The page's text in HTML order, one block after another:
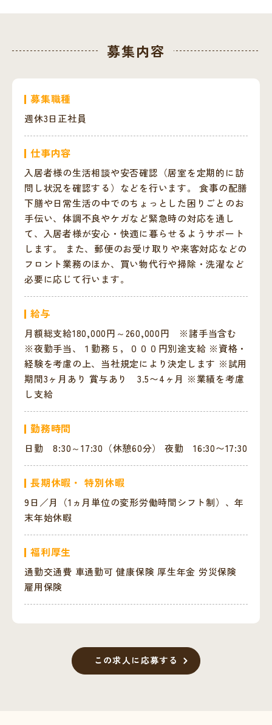
募集内容
募集職種
週休3日正社員
仕事内容
入居者様の生活相談や安否確認（居室を定期的に訪
問し状況を確認する）などを行います。 食事の配膳
下膳や日常生活の中でのちょっとした困りごとのお
手伝い、体調不良やケガなど緊急時の対応を通し
て、入居者様が安心・快適に暮らせるようサポート
します。 また、郵便のお受け取りや来客対応などの
フロント業務のほか、買い物代行や掃除・洗濯など
必要に応じて行います。
給与
月額総支給180,000円～260,000円 ※諸手当含む
※夜勤手当、１勤務５，０００円別途支給 ※資格・
経験を考慮の上、当社規定により決定します ※試用
期間3ヶ月あり 賞与あり 3.5〜4ヶ月 ※業績を考慮
し支給
勤務時間
日勤 8:30～17:30（休憩60分） 夜勤 16:30〜17:30
長期休暇・ 特別休暇
9日／月（1ヵ月単位の変形労働時間シフト制）、年
末年始休暇
福利厚生
通勤交通費 車通勤可 健康保険 厚生年金 労災保険
雇用保険
この求人に応募する